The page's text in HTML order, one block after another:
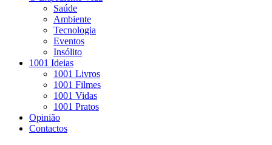
Saúde
Ambiente
Tecnologia
Eventos
Insólito
1001 Ideias
1001 Livros
1001 Filmes
1001 Vidas
1001 Pratos
Opinião
Contactos